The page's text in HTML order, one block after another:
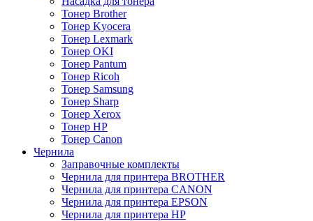
Тонер Brother
Тонер Kyocera
Тонер Lexmark
Тонер OKI
Тонер Pantum
Тонер Ricoh
Тонер Samsung
Тонер Sharp
Тонер Xerox
Тонер НР
Тонер Саnon
Чернила
Заправочные комплекты
Чернила для принтера BROTHER
Чернила для принтера CANON
Чернила для принтера EPSON
Чернила для принтера HP